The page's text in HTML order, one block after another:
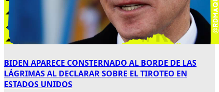
BIDEN APARECE CONSTERNADO AL BORDE DE LAS
LÁGRIMAS AL DECLARAR SOBRE EL TIROTEO EN
ESTADOS UNIDOS